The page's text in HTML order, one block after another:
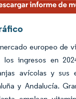
europeo de
ingresos en
avícolas y sus
y Andalucía.